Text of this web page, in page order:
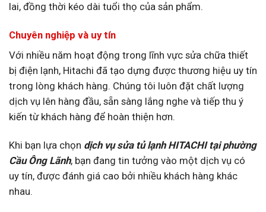
lai, đồng thời kéo dài tuổi thọ của sản phẩm.
Chuyên nghiệp và uy tín
Với nhiều năm hoạt động trong lĩnh vực sửa chữa thiết
bị điện lạnh, Hitachi đã tạo dựng được thương hiệu uy tín
trong lòng khách hàng. Chúng tôi luôn đặt chất lượng
dịch vụ lên hàng đầu, sẵn sàng lắng nghe và tiếp thu ý
kiến từ khách hàng để hoàn thiện hơn.
Khi bạn lựa chọn dịch vụ sửa tủ lạnh HITACHI tại phường
Cầu Ông Lãnh, bạn đang tin tưởng vào một dịch vụ có
uy tín, được đánh giá cao bởi nhiều khách hàng khác
nhau.